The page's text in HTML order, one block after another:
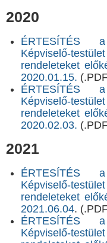
2020
ÉRTESÍTÉS
Képviselő-
rendeleteket
2020.01.15.
ÉRTESÍTÉS
Képviselő-
rendeleteket
2020.02.03.
2021
ÉRTESÍTÉS
Képviselő-
rendeleteket
2021.06.04.
ÉRTESÍTÉS
Képviselő-